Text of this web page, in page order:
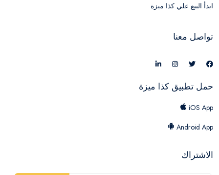
ابدأ البيع علي كذا ميزة
تواصل معنا
حمل تطبيق كذا ميزة
iOS App
Android App
الاشتراك